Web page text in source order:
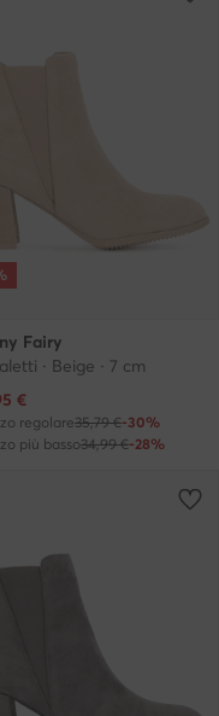
Fairy
· Beige · 7 cm
attuale
€
regolare35,79 €-30%
più basso34,99 €-28%